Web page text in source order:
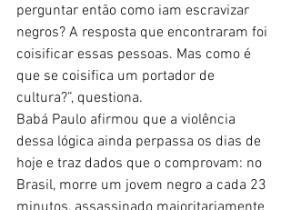
perguntar então como iam escravizar
negros? A resposta que encontraram foi
coisificar essas pessoas. Mas como é
que se coisifica um portador de
cultura?”, questiona.
Babá Paulo afirmou que a violência
dessa lógica ainda perpassa os dias de
hoje e traz dados que o comprovam: no
Brasil, morre um jovem negro a cada 23